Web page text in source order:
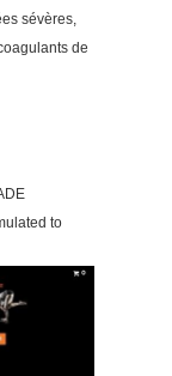
sévères,
de
to